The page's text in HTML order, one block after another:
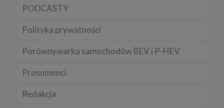
PODCASTY
Polityka prywatności
Porównywarka samochodów BEV i P-HEV
Prosumenci
Redakcja